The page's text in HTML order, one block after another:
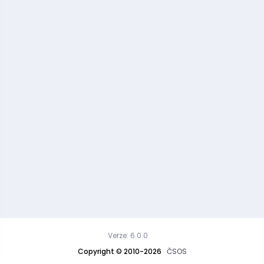
Copyright © 2010-2026 ČSOS
Verze: 6.0.0